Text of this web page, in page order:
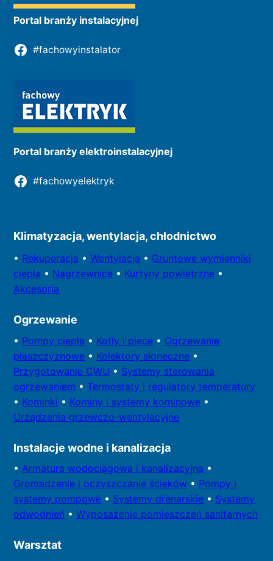
Portal branży instalacyjnej
#fachowyinstalator
Portal branży elektroinstalacyjnej
#fachowyelektryk
Klimatyzacja, wentylacja, chłodnictwo
• Rekuperacja •Wentylacja • Gruntowe wymienniki
ciepła • Nagrzewnice • Kurtyny powietrzne •
Akcesoria
Ogrzewanie
• Pompy ciepła • Kotły i piece • Ogrzewanie
płaszczyznowe • Kolektory słoneczne •
Przygotowanie CWU • Systemy sterowania
ogrzewaniem • Termostaty i regulatory temperatury
• Kominki • Kominy i systemy kominowe •
Urządzenia grzewczo-wentylacyjne
Instalacje wodne i kanalizacja
• Armatura wodociągowa i kanalizacyjna •
Gromadzenie i oczyszczanie ścieków • Pompy i
systemy pompowe • Systemy drenarskie • Systemy
odwodnień •Wyposażenie pomieszczeń sanitarnych
Warsztat